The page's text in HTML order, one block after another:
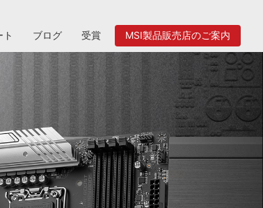
ト ブログ 受賞 MSI製品販売店のご案内